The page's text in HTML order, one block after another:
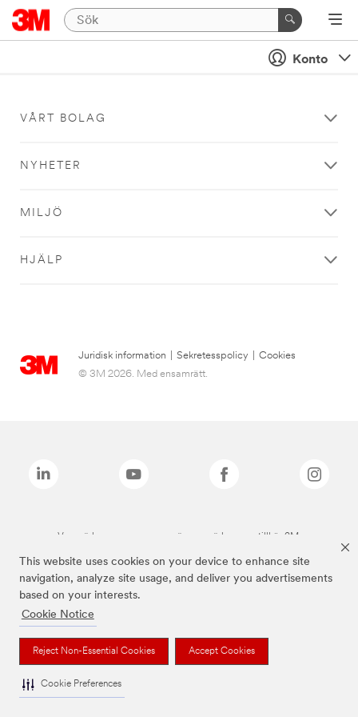
This website uses cookies on your device to enhance site
navigation, analyze site usage, and deliver you advertisements
based on your interests.
Cookie Notice
Reject Non-Essential Cookies Accept Cookies
Cookie Preferences
Konto
VÅRT BOLAG
NYHETER
MILJÖ
HJÄLP
Juridisk information Sekretesspolicy
Cookies
© 3M 2026. Med ensamrätt.
Varumärken som anges ovan är varumärken som tillhör 3M.